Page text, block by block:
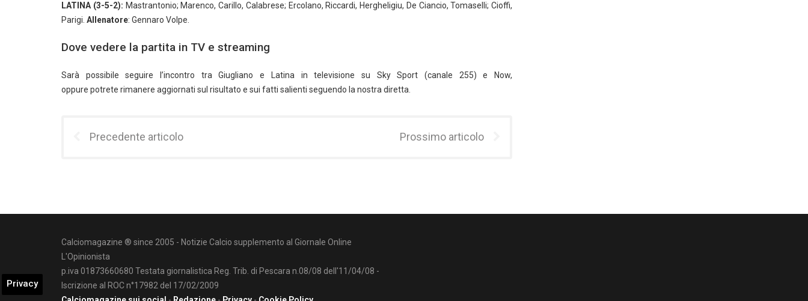
LATINA (3-5-2): Mastrantonio; Marenco, Carillo, Calabrese; Ercolano, Riccardi, Hergheligiu, De Ciancio, Tomaselli; Cioffi,
Parigi. Allenatore: Gennaro Volpe.
Dove vedere la partita in TV e streaming
Sarà possibile seguire l’incontro tra Giugliano e Latina in televisione su Sky Sport (canale 255) e Now,
oppure potrete rimanere aggiornati sul risultato e sui fatti salienti seguendo la nostra diretta.
Precedente articolo Prossimo articolo
Calciomagazine ® since 2005 - Notizie Calcio supplemento al Giornale Online
L'Opinionista
p.iva 01873660680 Testata giornalistica Reg. Trib. di Pescara n.08/08 dell'11/04/08 -
Iscrizione al ROC n°17982 del 17/02/2009
Privacy